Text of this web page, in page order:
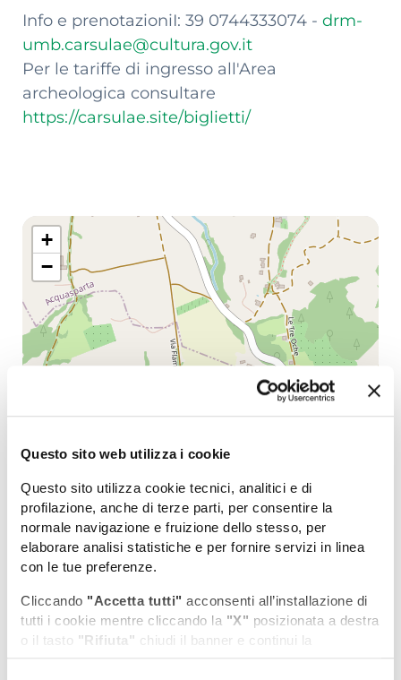
Questo sito web utilizza i cookie
Questo sito utilizza cookie tecnici, analitici e di
profilazione, anche di terze parti, per consentire la
normale navigazione e fruizione dello stesso, per
elaborare analisi statistiche e per fornire servizi in linea
con le tue preferenze.
Cliccando "Accetta tutti" acconsenti all’installazione di
tutti i cookie mentre cliccando la "X" posizionata a destra
o il tasto "Rifiuta" chiudi il banner e continui la
Info e prenotazioniI: 39 0744333074 - drm-
umb.carsulae@cultura.gov.it
Per le tariffe di ingresso all'Area
archeologica consultare
https://carsulae.site/biglietti/
+
−